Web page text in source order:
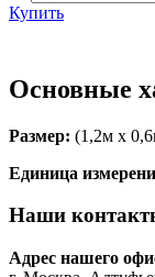
Купить
Основные
Размер: (1,2м х
Единица
Наши
Адрес нашего